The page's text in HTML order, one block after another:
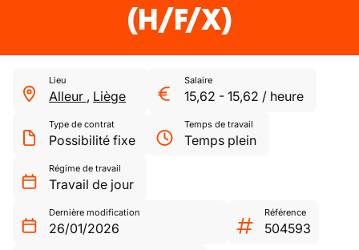
(H/F/X)
Lieu
Alleur , Liège
Salaire
15,62 - 15,62 / heure
Type de contrat
Possibilité fixe
Temps de travail
Temps plein
Régime de travail
Travail de jour
Dernière modification
26/01/2026
Référence
504593